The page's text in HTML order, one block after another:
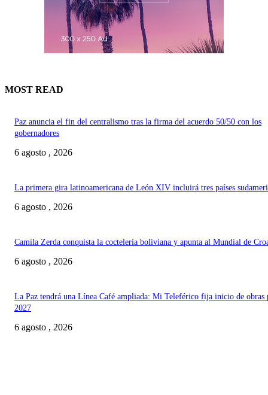
MOST READ
Paz anuncia el fin del centralismo tras la firma del acuerdo 50/50 con los
gobernadores
6 agosto , 2026
La primera gira latinoamericana de León XIV incluirá tres países
6 agosto , 2026
Camila Zerda conquista la coctelería boliviana y apunta al Mundial de
6 agosto , 2026
La Paz tendrá una Línea Café ampliada: Mi Teleférico fija inicio de obras
2027
6 agosto , 2026